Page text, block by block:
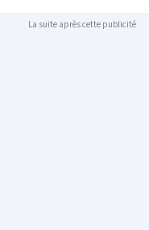
La suite après cette publicité